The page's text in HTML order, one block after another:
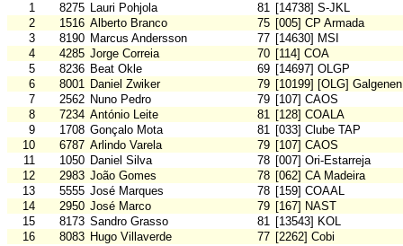
1
8275 Lauri Pohjola 81 [14738] S-JKL
2
1516 Alberto Branco 75 [005] CP Armada
3
8190 Marcus Andersson 77 [14630] MSI
4
4285 Jorge Correia 70 [114] COA
5
8236 Beat Okle 69 [14697] OLGP
6
8001 Daniel Zwiker 79 [10199] [OLG] Galgenen
7
2562 Nuno Pedro 79 [107] CAOS
8
7234 António Leite 81 [128] COALA
9
1708 Gonçalo Mota 81 [033] Clube TAP
10
6787 Arlindo Varela 79 [107] CAOS
11
1050 Daniel Silva 78 [007] Ori-Estarreja
12
2983 João Gomes 78 [062] CA Madeira
13
5555 José Marques 78 [159] COAAL
14
2950 José Marco 79 [167] NAST
15
8173 Sandro Grasso 81 [13543] KOL
16
8083 Hugo Villaverde 77 [2262] Cobi